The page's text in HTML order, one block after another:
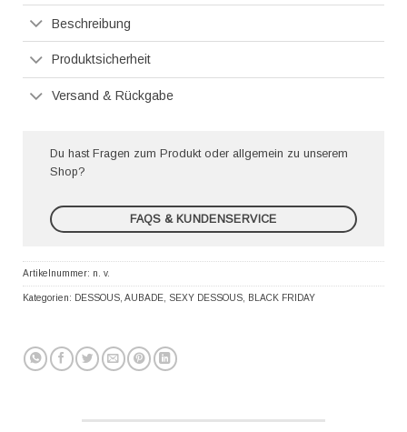
Beschreibung
Produktsicherheit
Versand & Rückgabe
Du hast Fragen zum Produkt oder allgemein zu unserem
Shop?
FAQS & KUNDENSERVICE
Artikelnummer: n. v.
Kategorien: DESSOUS, AUBADE, SEXY DESSOUS, BLACK FRIDAY